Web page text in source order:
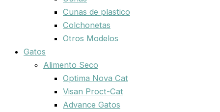
Cunas de plastico
Colchonetas
Otros Modelos
Gatos
Alimento Seco
Optima Nova Cat
Visan Proct-Cat
Advance Gatos